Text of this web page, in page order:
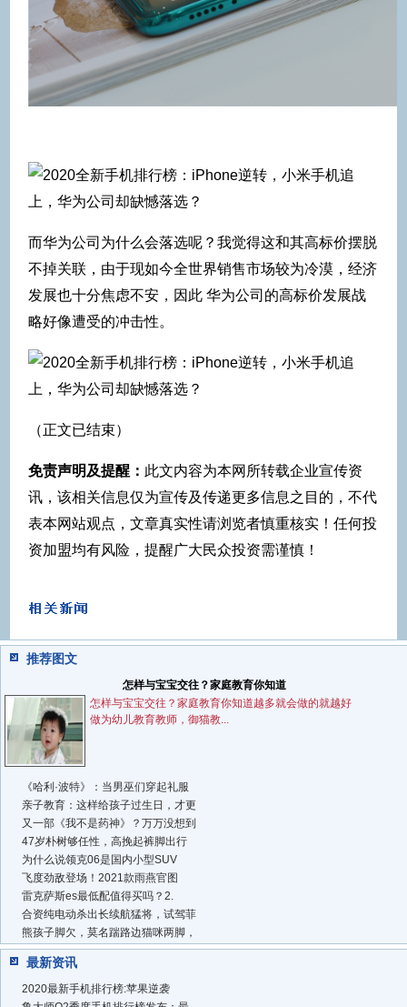
而华为公司为什么会落选呢？我觉得这和其高标价摆脱
不掉关联，由于现如今全世界销售市场较为冷漠，经济
发展也十分焦虑不安，因此 华为公司的高标价发展战
略好像遭受的冲击性。
（正文已结束）
免责声明及提醒： 此文内容为本网所转载企业宣传资
讯，该相关信息仅为宣传及传递更多信息之目的，不代
表本网站观点，文章真实性请浏览者慎重核实！任何投
资加盟均有风险，提醒广大民众投资需谨慎！
推荐图文
怎样与宝宝交往？家庭教育你知道
怎样与宝宝交往？家庭教育你知道越多就会做的就越好
做为幼儿教育教师，御猫教...
《哈利·波特》：当男巫们穿起礼服
亲子教育：这样给孩子过生日，才更
又一部《我不是药神》？万万没想到
47岁朴树够任性，高挽起裤脚出行
为什么说领克06是国内小型SUV
飞度劲敌登场！2021款雨燕官图
雷克萨斯es最低配值得买吗？2.
合资纯电动杀出长续航猛将，试驾菲
熊孩子脚欠，莫名踹路边猫咪两脚，
最新资讯
2020最新手机排行榜:苹果逆袭